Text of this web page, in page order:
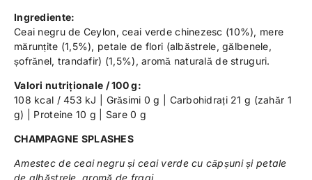
Ingrediente:
Ceai negru de Ceylon, ceai verde chinezesc (10%), mere
mărunțite (1,5%), petale de flori (albăstrele, gălbenele,
șofrănel, trandafir) (1,5%), aromă naturală de struguri.
Valori nutriționale / 100 g:
108 kcal / 453 kJ | Grăsimi 0 g | Carbohidrați 21 g (zahăr 1
g) | Proteine 10 g | Sare 0 g
CHAMPAGNE SPLASHES
Amestec de ceai negru și ceai verde cu căpșuni și petale